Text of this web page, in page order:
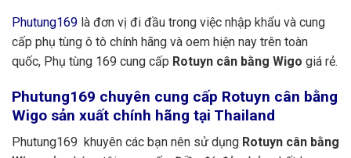
Phutung169 là đơn vị đi đầu trong việc nhập khẩu và cung
cấp phụ tùng ô tô chính hãng và oem hiện nay trên toàn
quốc, Phụ tùng 169 cung cấp Rotuyn cân bằng Wigo giá rẻ.
Phutung169 chuyên cung cấp Rotuyn cân bằng
Wigo sản xuất chính hãng tại Thailand
Phutung169 khuyên các bạn nên sử dụng Rotuyn cân bằng